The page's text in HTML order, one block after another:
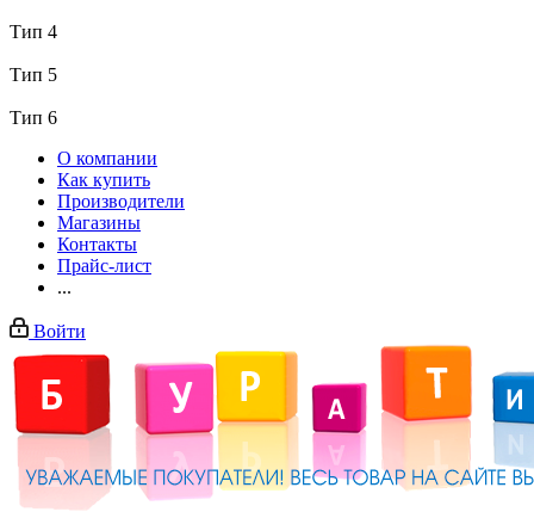
Тип 4
Тип 5
Тип 6
О компании
Как купить
Производители
Магазины
Контакты
Прайс-лист
...
Войти